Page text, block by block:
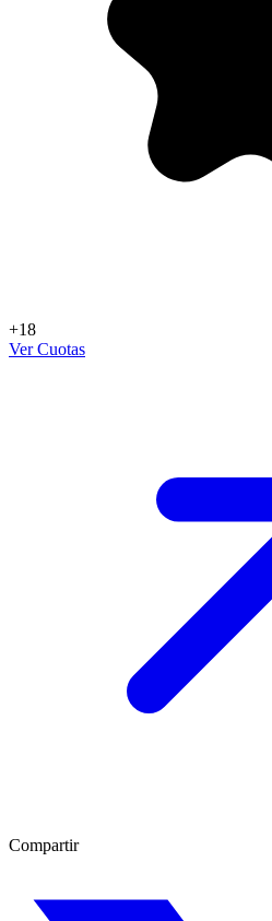
+18
Ver Cuotas
Compartir